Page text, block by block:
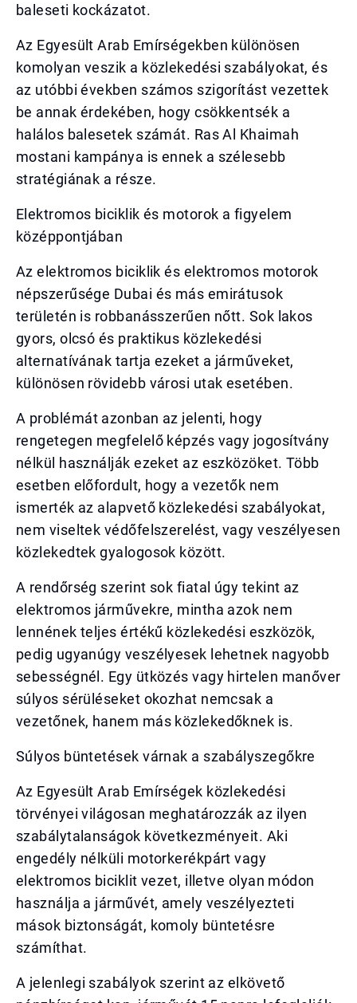
baleseti kockázatot.
Az Egyesült Arab Emírségekben különösen
komolyan veszik a közlekedési szabályokat, és
az utóbbi években számos szigorítást vezettek
be annak érdekében, hogy csökkentsék a
halálos balesetek számát. Ras Al Khaimah
mostani kampánya is ennek a szélesebb
stratégiának a része.
Elektromos biciklik és motorok a figyelem
középpontjában
Az elektromos biciklik és elektromos motorok
népszerűsége Dubai és más emirátusok
területén is robbanásszerűen nőtt. Sok lakos
gyors, olcsó és praktikus közlekedési
alternatívának tartja ezeket a járműveket,
különösen rövidebb városi utak esetében.
A problémát azonban az jelenti, hogy
rengetegen megfelelő képzés vagy jogosítvány
nélkül használják ezeket az eszközöket. Több
esetben előfordult, hogy a vezetők nem
ismerték az alapvető közlekedési szabályokat,
nem viseltek védőfelszerelést, vagy veszélyesen
közlekedtek gyalogosok között.
A rendőrség szerint sok fiatal úgy tekint az
elektromos járművekre, mintha azok nem
lennének teljes értékű közlekedési eszközök,
pedig ugyanúgy veszélyesek lehetnek nagyobb
sebességnél. Egy ütközés vagy hirtelen manőver
súlyos sérüléseket okozhat nemcsak a
vezetőnek, hanem más közlekedőknek is.
Súlyos büntetések várnak a szabályszegőkre
Az Egyesült Arab Emírségek közlekedési
törvényei világosan meghatározzák az ilyen
szabálytalanságok következményeit. Aki
engedély nélküli motorkerékpárt vagy
elektromos biciklit vezet, illetve olyan módon
használja a járművét, amely veszélyezteti
mások biztonságát, komoly büntetésre
számíthat.
A jelenlegi szabályok szerint az elkövető